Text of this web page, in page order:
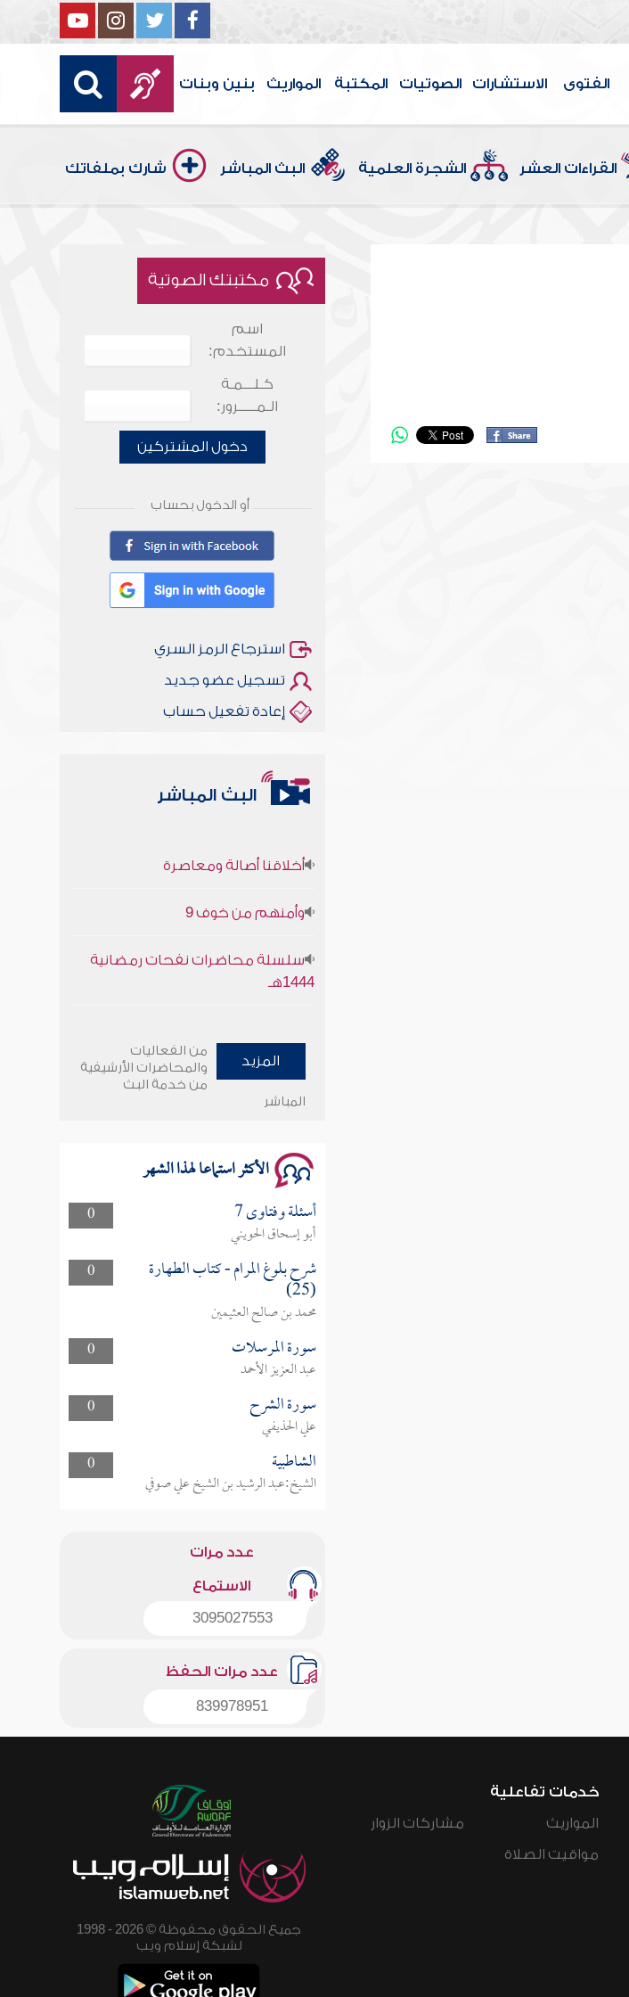
الفتوى الاستشارات الصوتيات المكتبة المواريث بنين وبنات
القراءات العشر الشجرة العلمية البث المباشر شارك بملفاتك
مكتبتك الصوتية
اسم
المستخدم:
كـلـــمـة
الـمـــــرور:
دخول المشتركين
أو الدخول بحساب
استرجاع الرمز السري
تسجيل عضو جديد
إعادة تفعيل حساب
البث المباشر
1444هـ
وأمنهم من خوف 9
سلسلة محاضرات نفحات رمضانية
المزيد
من الفعاليات
والمحاضرات الأرشيفية
من خدمة البث
المباشر
الأكثر استماعا لهذا الشهر
0 أسئلة وفتاوى 7
أبو إسحاق الحويني
0
شرح بلوغ المرام - كتاب الطهارة
(25)
محمد بن صالح العثيمين
0
سورة المرسلات
عبد العزيز الأحمد
0
سورة الشرح
علي الحذيفي
0
الشاطبية
الشيخ:عبد الرشيد بن الشيخ علي صوفي
عدد مرات
الاستماع
3095027553
عدد مرات الحفظ
839978951
خدمات تفاعلية
المواريث
مواقيت الصلاة
مشاركات الزوار
جميع الحقوق محفوظة © 2026 - 1998
لشبكة إسلام ويب